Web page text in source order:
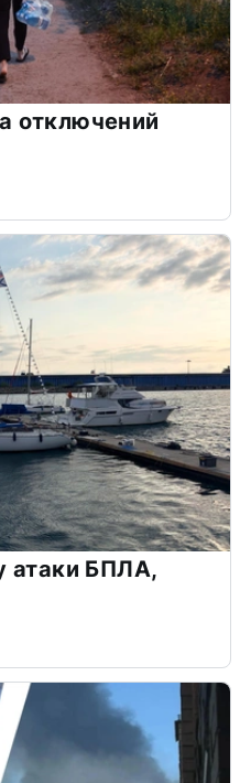
отключений
атаки БПЛА,